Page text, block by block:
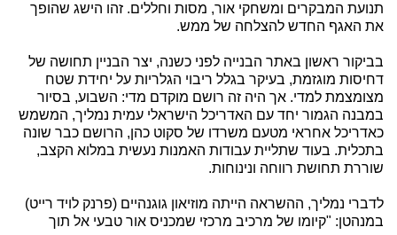
תנועת המבקרים ומשחקי אור, מסות וחללים. זהו הישג שהופך
את האגף החדש להצלחה של ממש.
בביקור ראשון באתר הבנייה לפני כשנה, יצר הבניין תחושה של
דחיסות מוגזמת, בעיקר בגלל ריבוי הגלריות על יחידת שטח
מצומצמת למדי. אך היה זה רושם מוקדם מדי: השבוע, בסיור
במבנה הגמור יחד עם האדריכל הישראלי עמית נמליך, המשמש
כאדריכל אחראי מטעם משרדו של סקוט כהן, הרושם כבר שונה
בתכלית. בעוד שתליית עבודות האמנות נעשית במלוא הקצב,
שוררת תחושת רווחה ונינוחות.
לדברי נמליך, ההשראה הייתה מוזיאון גוגנהיים (פרנק לויד רייט)
במנהטן: "קיומו של מרכיב מרכזי שמכניס אור טבעי אל תוך